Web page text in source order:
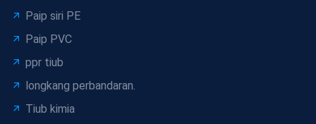
Paip siri PE
Paip PVC
ppr tiub
longkang perbandaran.
Tiub kimia